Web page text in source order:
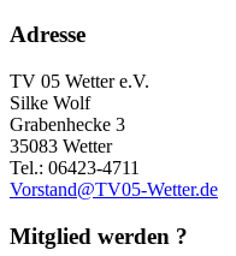
Adresse
TV 05 Wetter e.V.
Silke Wolf
Grabenhecke 3
35083 Wetter
Tel.: 06423-4711
Vorstand@TV05-Wetter.de
Mitglied werden ?